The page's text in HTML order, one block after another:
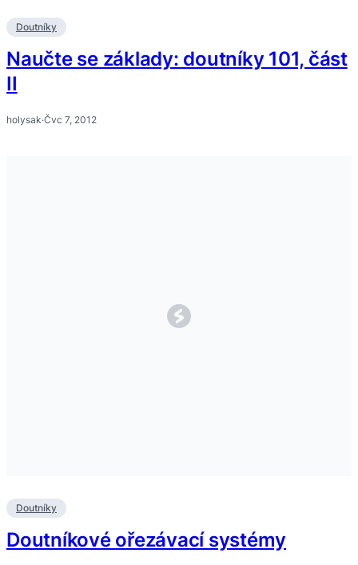
Doutníky
Naučte se základy: doutníky 101, část
II
holysak·Čvc 7, 2012
Doutníky
Doutníkové ořezávací systémy